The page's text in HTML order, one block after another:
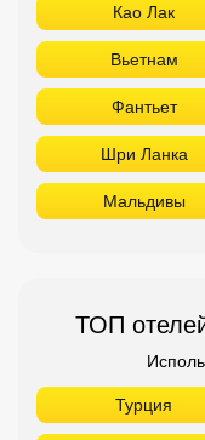
Као Лак
Вьетнам
Фантьет
Шри Ланка
Мальдивы
ТОП
Турция